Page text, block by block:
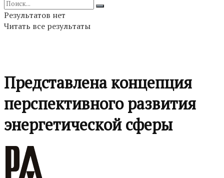
Результатов нет
Читать все результаты
Представлена концепция
перспективного развития
энергетической сферы